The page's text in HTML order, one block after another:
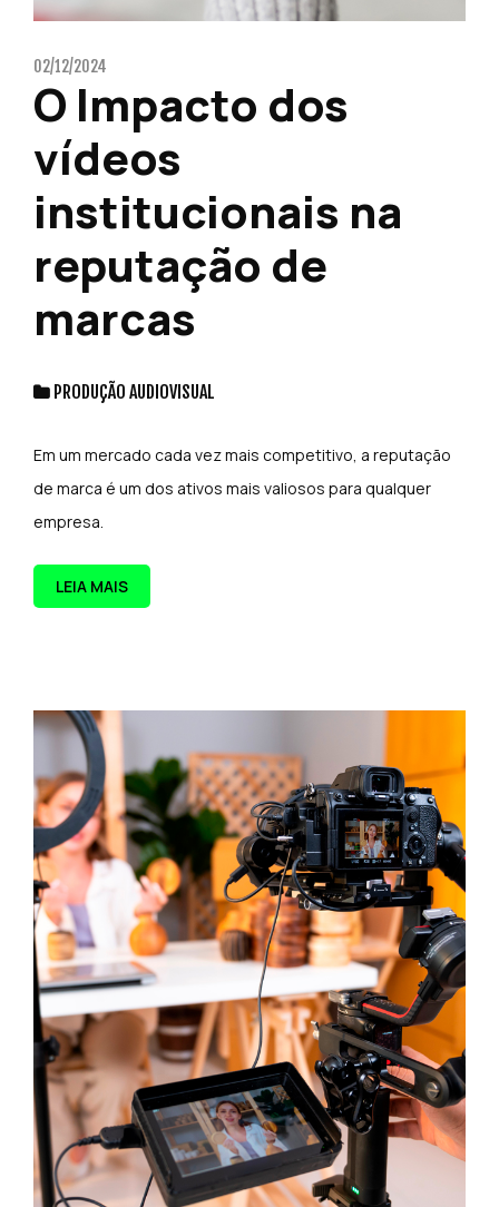
02/12/2024
O Impacto dos
vídeos
institucionais na
reputação de
marcas
PRODUÇÃO AUDIOVISUAL
Em um mercado cada vez mais competitivo, a reputação
de marca é um dos ativos mais valiosos para qualquer
empresa.
LEIA MAIS